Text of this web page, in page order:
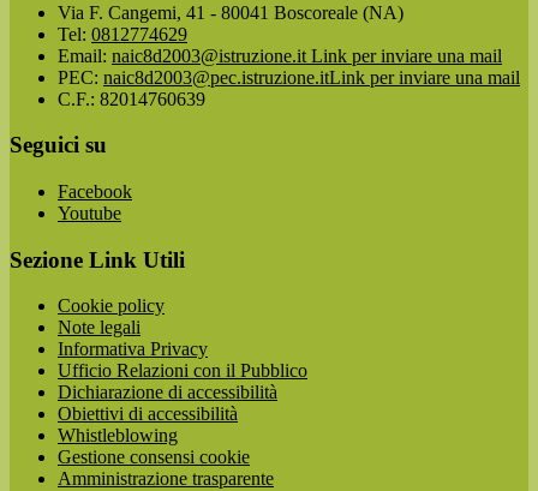
Via F. Cangemi, 41 - 80041 Boscoreale (NA)
Tel: 0812774629
Email: naic8d2003@istruzione.it Link per inviare una mail
PEC: naic8d2003@pec.istruzione.itLink per inviare una mail
C.F.: 82014760639
Seguici su
Facebook
Youtube
Sezione Link Utili
Cookie policy
Note legali
Informativa Privacy
Ufficio Relazioni con il Pubblico
Dichiarazione di accessibilità
Obiettivi di accessibilità
Whistleblowing
Gestione consensi cookie
Amministrazione trasparente